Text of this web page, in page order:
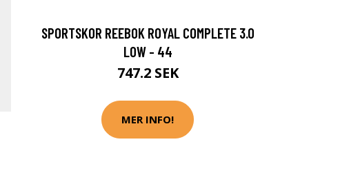
SPORTSKOR REEBOK ROYAL COMPLETE 3.0
LOW - 44
747.2 SEK
MER INFO!